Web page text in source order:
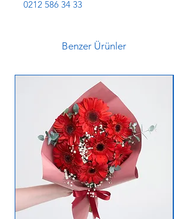
0212 586 34 33
Benzer Ürünler